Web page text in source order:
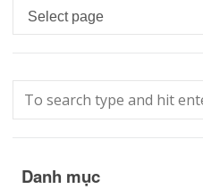
Languages
Danh mục